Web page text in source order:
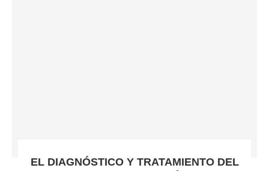
EL DIAGNÓSTICO Y TRATAMIENTO DEL